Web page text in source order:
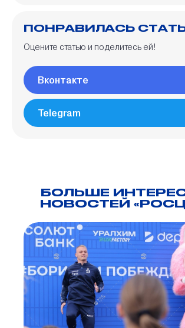
ПОНРАВИЛАСЬ
Оцените статью и поделитесь ей!
Вконтакте
Telegram
БОЛЬШЕ
НОВОСТЕЙ